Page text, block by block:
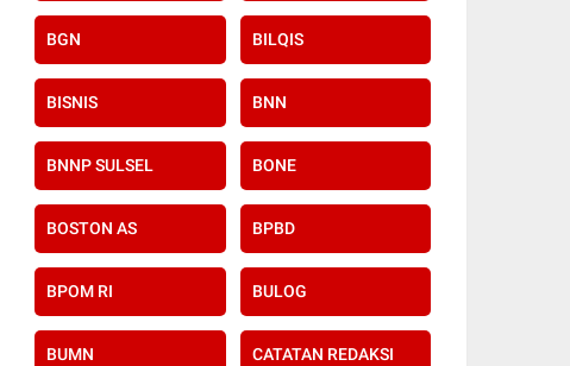
BGN BILQIS
BISNIS BNN
BNNP SULSEL BONE
BOSTON AS BPBD
BPOM RI BULOG
BUMN CATATAN REDAKSI